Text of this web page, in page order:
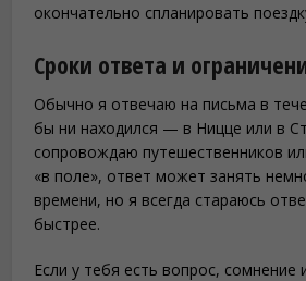
окончательно спланировать
Сроки ответа и
Обычно я отвечаю на письма в
бы ни находился — в Ницце или в
сопровождаю путешественников
«в поле», ответ может занять
времени, но я всегда стараюсь
быстрее.
Если у тебя есть вопрос, сомнение